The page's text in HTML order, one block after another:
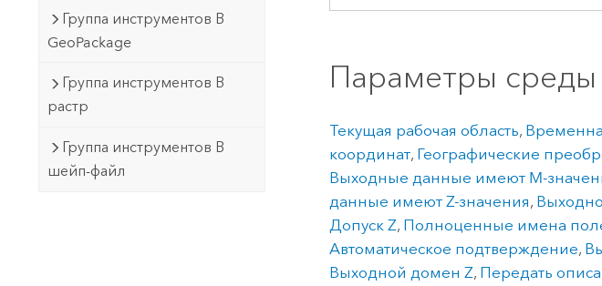
Группа инструментов В
GeoPackage
Группа инструментов В
растр
Группа инструментов В
шейп-файл
Параметры среды
Текущая рабочая область,
координат, Географические
Выходные данные имеют M-
данные имеют Z-значения,
Допуск Z, Полноценные имена
Автоматическое подтверждение,
Выходной домен Z, Передать